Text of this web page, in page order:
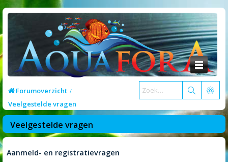
Forumoverzicht
Veelgestelde vragen
Veelgestelde vragen
Aanmeld- en registratievragen